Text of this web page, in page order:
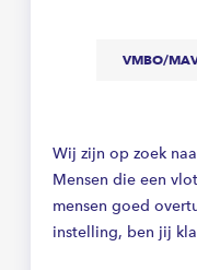
VMBO/
Wij zijn op zoek
Mensen die een
mensen goed
instelling, ben jij